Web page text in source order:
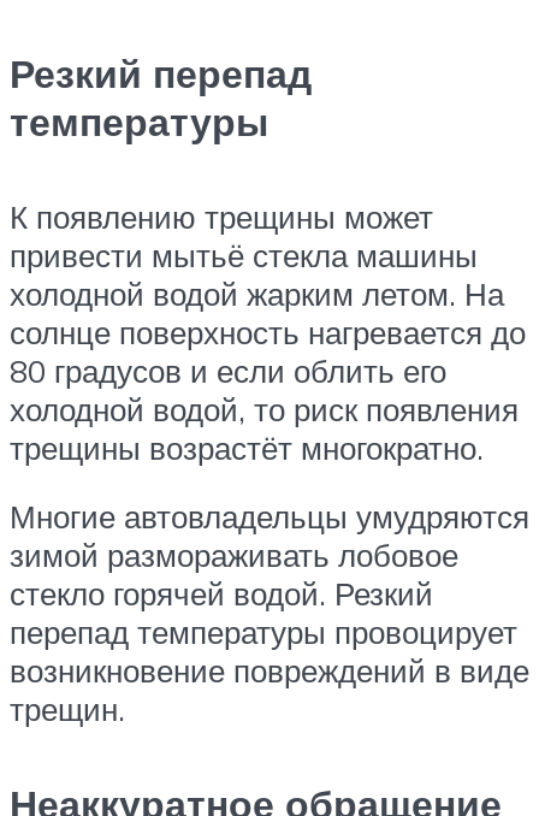
Резкий перепад
температуры
К появлению трещины может
привести мытьё стекла машины
холодной водой жарким летом. На
солнце поверхность нагревается до
80 градусов и если облить его
холодной водой, то риск появления
трещины возрастёт многократно.
Многие автовладельцы умудряются
зимой размораживать лобовое
стекло горячей водой. Резкий
перепад температуры провоцирует
возникновение повреждений в виде
трещин.
Неаккуратное обращение